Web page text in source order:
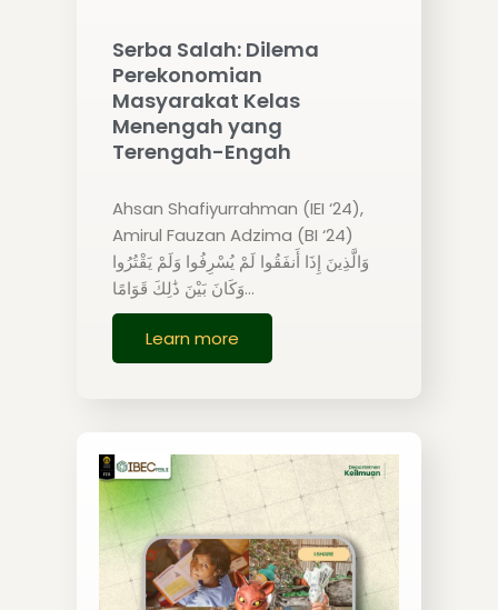
Serba Salah: Dilema
Perekonomian
Masyarakat Kelas
Menengah yang
Terengah-Engah
Ahsan Shafiyurrahman (IEI ‘24),
Amirul Fauzan Adzima (BI ‘24)
وَالَّذِينَ إِذَا أَنفَقُوا لَمْ يُسْرِفُوا وَلَمْ يَقْتُرُوا
وَكَانَ بَيْنَ ذَٰلِكَ قَوَامًا…
Learn more